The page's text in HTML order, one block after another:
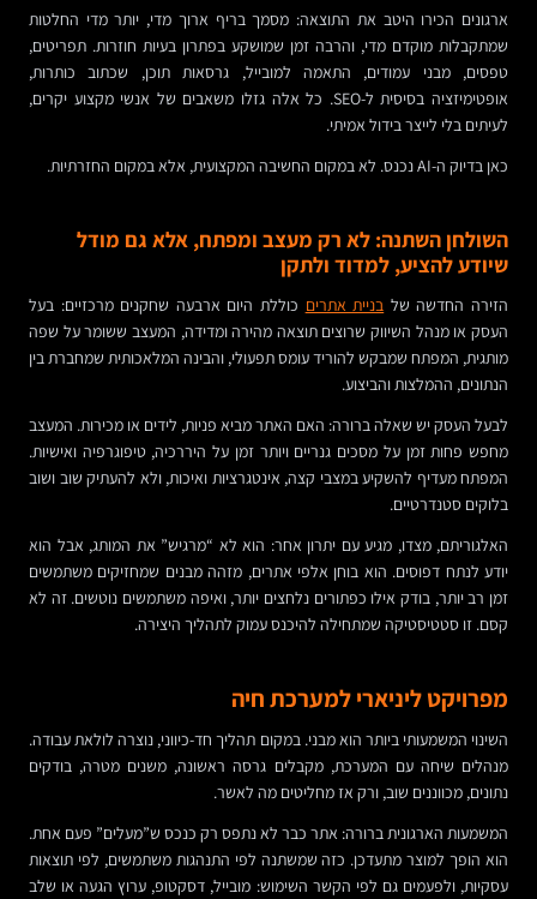
ארגונים הכירו היטב את התוצאה: מסמך בריף ארוך מדי, יותר מדי החלטות
שמתקבלות מוקדם מדי, והרבה זמן שמושקע בפתרון בעיות חוזרות. תפריטים,
טפסים, מבני עמודים, התאמה למובייל, גרסאות תוכן, שכתוב כותרות,
אופטימיזציה בסיסית ל-SEO. כל אלה גזלו משאבים של אנשי מקצוע יקרים,
לעיתים בלי לייצר בידול אמיתי.
כאן בדיוק ה-AI נכנס. לא במקום החשיבה המקצועית, אלא במקום החזרתיות.
השולחן השתנה: לא רק מעצב ומפתח, אלא גם מודל
שיודע להציע, למדוד ולתקן
הזירה החדשה של בניית אתרים כוללת היום ארבעה שחקנים מרכזיים: בעל
העסק או מנהל השיווק שרוצים תוצאה מהירה ומדידה, המעצב ששומר על שפה
מותגית, המפתח שמבקש להוריד עומס תפעולי, והבינה המלאכותית שמחברת בין
הנתונים, ההמלצות והביצוע.
לבעל העסק יש שאלה ברורה: האם האתר מביא פניות, לידים או מכירות. המעצב
מחפש פחות זמן על מסכים גנריים ויותר זמן על היררכיה, טיפוגרפיה ואישיות.
המפתח מעדיף להשקיע במצבי קצה, אינטגרציות ואיכות, ולא להעתיק שוב ושוב
בלוקים סטנדרטיים.
האלגוריתם, מצדו, מגיע עם יתרון אחר: הוא לא “מרגיש” את המותג, אבל הוא
יודע לנתח דפוסים. הוא בוחן אלפי אתרים, מזהה מבנים שמחזיקים משתמשים
זמן רב יותר, בודק אילו כפתורים נלחצים יותר, ואיפה משתמשים נוטשים. זה לא
קסם. זו סטטיסטיקה שמתחילה להיכנס עמוק לתהליך היצירה.
מפרויקט ליניארי למערכת חיה
השינוי המשמעותי ביותר הוא מבני. במקום תהליך חד-כיווני, נוצרה לולאת עבודה.
מנהלים שיחה עם המערכת, מקבלים גרסה ראשונה, משנים מטרה, בודקים
נתונים, מכווננים שוב, ורק אז מחליטים מה לאשר.
המשמעות הארגונית ברורה: אתר כבר לא נתפס רק כנכס ש”מעלים” פעם אחת.
הוא הופך למוצר מתעדכן. כזה שמשתנה לפי התנהגות משתמשים, לפי תוצאות
עסקיות, ולפעמים גם לפי הקשר השימוש: מובייל, דסקטופ, ערוץ הגעה או שלב